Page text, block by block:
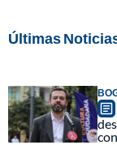
Últimas